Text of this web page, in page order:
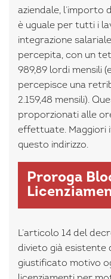
aziendale, l’importo
è uguale per tutti i
integrazione
percepita, con un
989,89 lordi mensili
percepisce una
2.159,48 mensili).
proporzionati alle
effettuate. Maggiori
questo indirizzo.
Proroga
L’articolo 14 del
divieto già esistente
giustificato motivo